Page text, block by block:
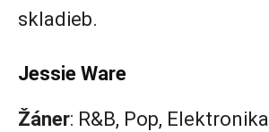
skladieb.
Jessie Ware
Žáner: R&B, Pop, Elektronika